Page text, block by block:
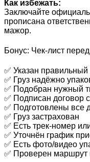
Как избежать:
Заключайте
прописана
мажор.
Бонус: Чек‑лист
✅ Указан
✅ Груз надёжно
✅ Подобран нужный
✅ Подписан договор
✅ Подготовлены все
✅ Груз застрахован
✅ Есть трек-номер
✅ Уточнён график
✅ Есть фото/видео
✅ Проверен маршрут